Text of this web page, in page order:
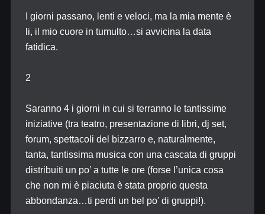
I giorni passano, lenti e veloci, ma la mia mente è
li, il mio cuore in tumulto…si avvicina la data
fatidica.
2
Saranno 4 i giorni in cui si terranno le tantissime
iniziative (tra teatro, presentazione di libri, dj set,
forum, spettacoli del bizzarro e, naturalmente,
tanta, tantissima musica con una cascata di gruppi
distribuiti un po’ a tutte le ore (forse l’unica cosa
che non mi è piaciuta è stata proprio questa
abbondanza…ti perdi un bel po’ di gruppi!).